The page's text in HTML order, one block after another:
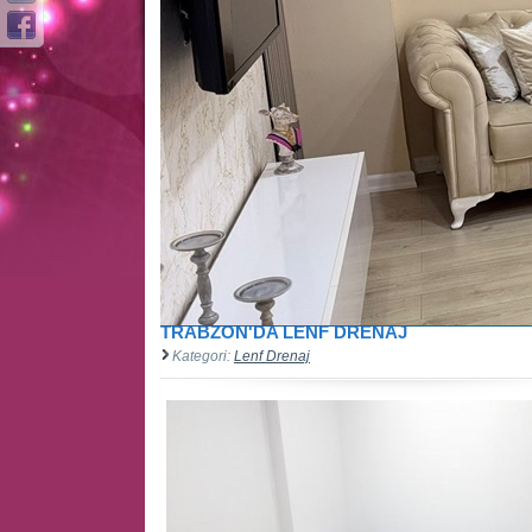
TRABZON'DA LENF DRENAJ
Kategori: Lenf Drenaj